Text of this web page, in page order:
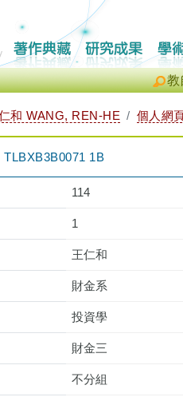
教
和 WANG, REN-HE 個人網
TLBXB3B0071 1B
114
1
王仁和
財金系
投資學
財金三
不分組